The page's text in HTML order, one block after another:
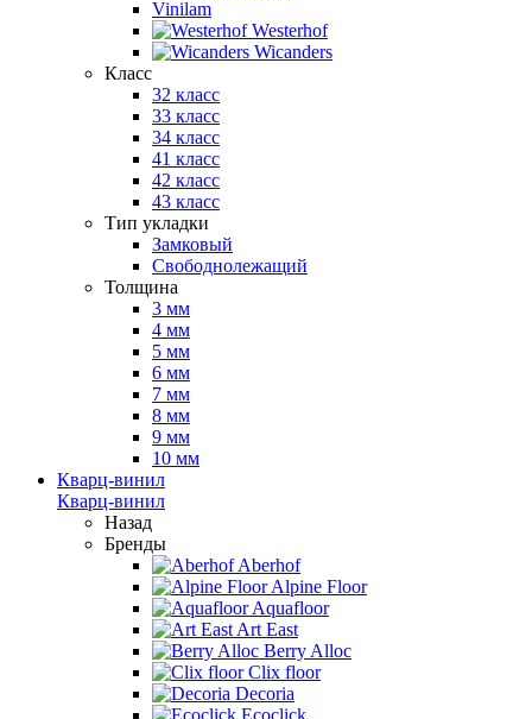
Vinilam
Westerhof
Wicanders
Класс
32 класс
33 класс
34 класс
41 класс
42 класс
43 класс
Тип укладки
Замковый
Свободнолежащий
Толщина
3 мм
4 мм
5 мм
6 мм
7 мм
8 мм
9 мм
10 мм
Кварц-винил
Кварц-винил
Назад
Бренды
Aberhof
Alpine Floor
Aquafloor
Art East
Berry Alloc
Clix floor
Decoria
Ecoclick